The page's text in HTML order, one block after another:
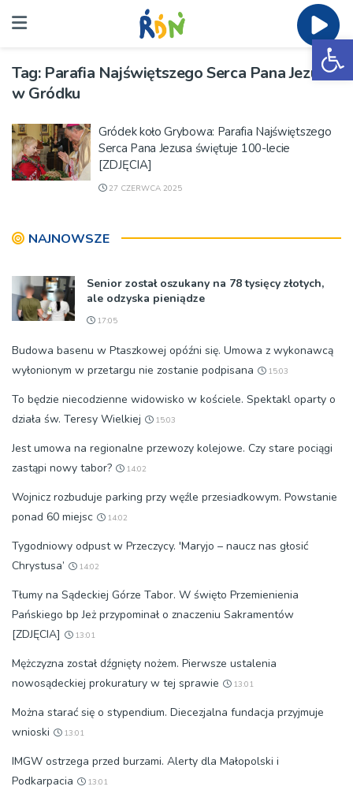
Tag: Parafia Najświętszego Serca Pana Jezusa
w Gródku
Gródek koło Grybowa: Parafia Najświętszego
Serca Pana Jezusa świętuje 100-lecie
[ZDJĘCIA]
27 CZERWCA 2025
NAJNOWSZE
Senior został oszukany na 78 tysięcy złotych,
ale odzyska pieniądze
17:05
Budowa basenu w Ptaszkowej opóźni się. Umowa z wykonawcą
wyłonionym w przetargu nie zostanie podpisana
15:03
To będzie niecodzienne widowisko w kościele. Spektakl oparty o
działa św. Teresy Wielkiej
15:03
Jest umowa na regionalne przewozy kolejowe. Czy stare pociągi
zastąpi nowy tabor?
14:02
Wojnicz rozbuduje parking przy węźle przesiadkowym. Powstanie
ponad 60 miejsc
14:02
Tygodniowy odpust w Przeczycy. 'Maryjo – naucz nas głosić
Chrystusa’
14:02
Tłumy na Sądeckiej Górze Tabor. W święto Przemienienia
Pańskiego bp Jeż przypominał o znaczeniu Sakramentów
[ZDJĘCIA]
13:01
Mężczyzna został dźgnięty nożem. Pierwsze ustalenia
nowosądeckiej prokuratury w tej sprawie
13:01
Można starać się o stypendium. Diecezjalna fundacja przyjmuje
wnioski
13:01
IMGW ostrzega przed burzami. Alerty dla Małopolski i
Podkarpacia
13:01